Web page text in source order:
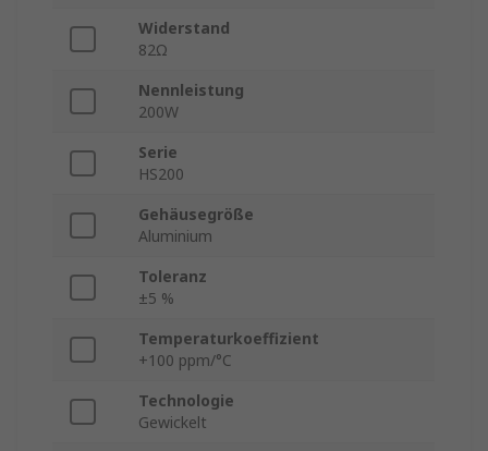
Widerstand
82Ω
Nennleistung
200W
Serie
HS200
Gehäusegröße
Aluminium
Toleranz
±5 %
Temperaturkoeffizient
+100 ppm/°C
Technologie
Gewickelt